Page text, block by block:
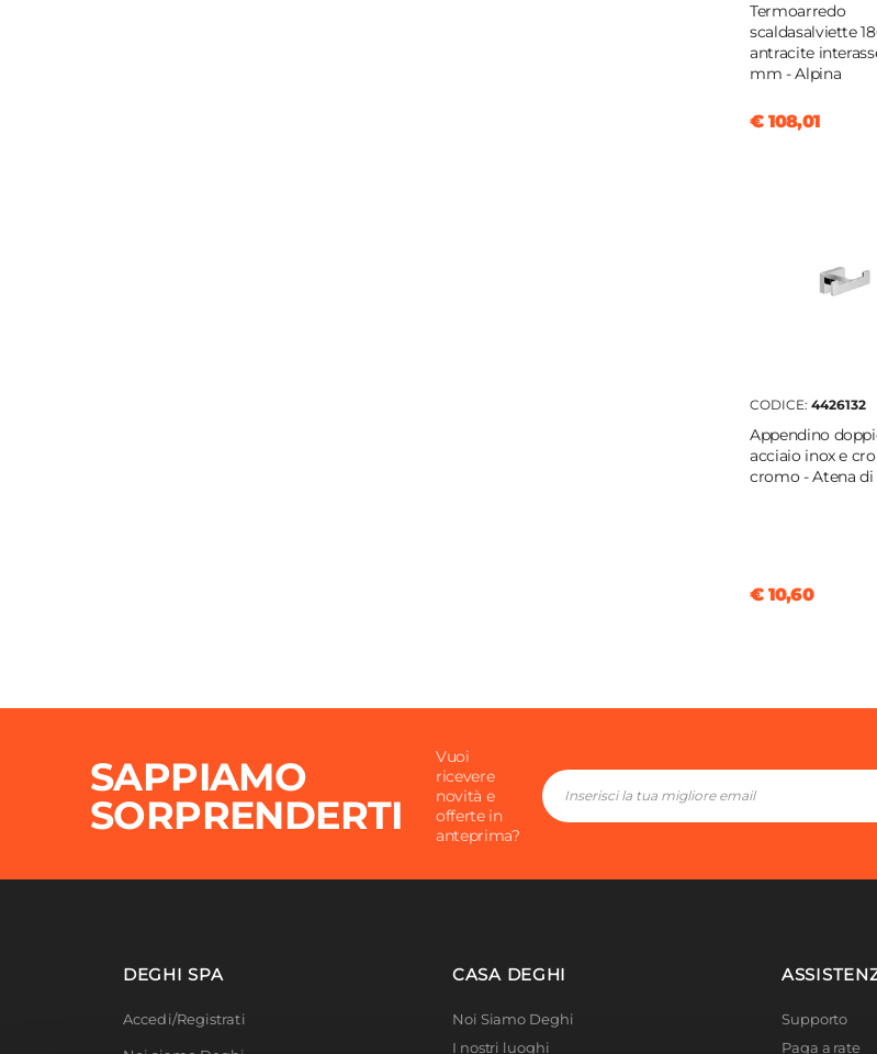
Termoarredo
scaldasalviette
antracite
mm - Alpina
€ 108,01
CODICE: 4426132
Appendino
acciaio inox e
cromo - Atena di
€ 10,60
SAPPIAMO
SORPRENDERTI
Vuoi
ricevere
novità e
offerte in
anteprima?
DEGHI SPA
Accedi/Registrati
CASA DEGHI
Noi Siamo Deghi
I nostri luoghi
Supporto
Paga a rate